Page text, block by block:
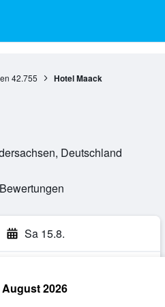
42.755 Hotel Maack
Deutschland
Sa 15.8.
August 2026